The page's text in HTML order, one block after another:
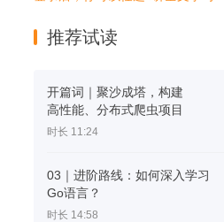
推荐试读
开篇词｜聚沙成塔，构建
高性能、分布式爬虫项目
时长 11:24
03｜进阶路线：如何深入学习
Go语言？
时长 14:58